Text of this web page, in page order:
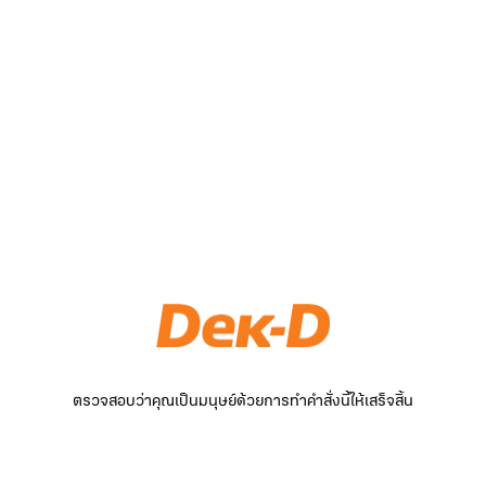
ตรวจสอบว่าคุณเป็นมนุษย์ด้วยการทำคำสั่งนี้ให้เสร็จสิ้น